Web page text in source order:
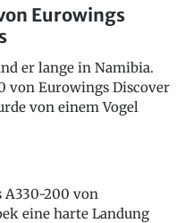
Eurowings
er lange in Namibia.
von Eurowings Discover
von einem Vogel
A330-200 von
eine harte Landung